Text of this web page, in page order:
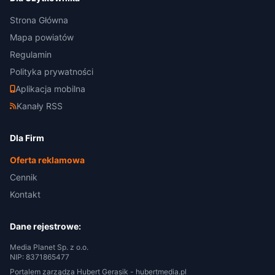
Strona Główna
Mapa powiatów
Regulamin
Polityka prywatności
Aplikacja mobilna
Kanały RSS
Dla Firm
Oferta reklamowa
Cennik
Kontakt
Dane rejestrowe:
Media Planet Sp. z o.o.
NIP: 8371865477
Portalem zarządza Hubert Gerasik - hubertmedia.pl